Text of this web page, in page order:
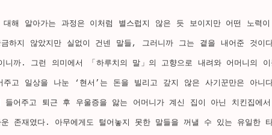
해 알아가는 과정은 이처럼 별스럽지 않은 듯 보이지만 어떤 노력
하지 않았지만 실없이 건넨 말들, 그러니까 그는 곁을 내어준 것이
니까. 그런 의미에서 「하루치의 말」의 고향으로 내려와 어머니의
주고 일상을 나눈 ‘현서’는 돈을 빌리고 갚지 않은 사기꾼만은 아니
들어주고 퇴근 후 우울증을 앓는 어머니가 계신 집이 아닌 치킨집에
존재였다. 아무에게도 털어놓지 못한 말들을 꺼낼 수 있는 유일한